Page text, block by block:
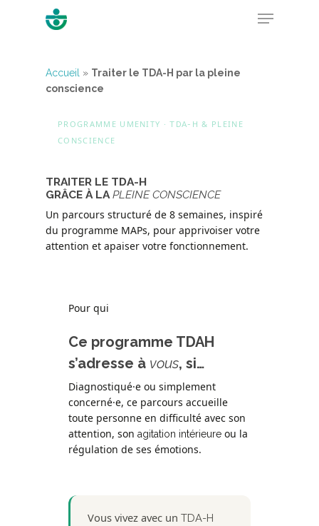
Hit enter to search or ESC to close
Accueil » Traiter le TDA-H par la pleine
conscience
PROGRAMME UMENITY ·TDA-H & PLEINE
CONSCIENCE
TRAITER LE TDA-H
GRÂCE À LAPLEINE CONSCIENCE
Un parcours structuré de 8 semaines, inspiré
du programme MAPs, pour apprivoiser votre
attention et apaiser votre fonctionnement.
Pour qui
Ce programme TDAH
s’adresse à vous, si…
Diagnostiqué·e ou simplement
concerné·e, ce parcours accueille
toute personne en difficulté avec son
attention, son agitation intérieure ou la
régulation de ses émotions.
Vous vivez avec un TDA-H